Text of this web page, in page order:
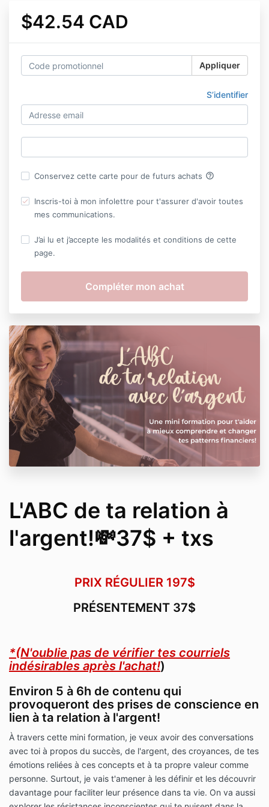
$42.54 CAD
Appliquer
S’identifier
Conservez cette carte pour de futurs achats help_outline
Inscris-toi à mon infolettre pour t'assurer d'avoir toutes
mes communications.
J’ai lu et j’accepte les modalités et conditions de cette
page.
L'ABC de ta relation à
l'argent!💸37$ + txs
PRIX RÉGULIER 197$
PRÉSENTEMENT 37$
*(N'oublie pas de vérifier tes courriels
indésirables après l'achat!)
Environ 5 à 6h de contenu qui
provoqueront des prises de conscience en
lien à ta relation à l'argent!
À travers cette mini formation, je veux avoir des conversations
avec toi à propos du succès, de l'argent, des croyances, de tes
émotions reliées à ces concepts et à ta propre valeur comme
personne. Surtout, je vais t'amener à les définir et les découvrir
davantage pour faciliter leur présence dans ta vie. On va aussi